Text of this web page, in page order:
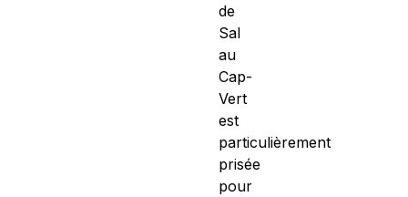
de
Sal
au
Cap-
Vert
est
particulièrement
prisée
pour